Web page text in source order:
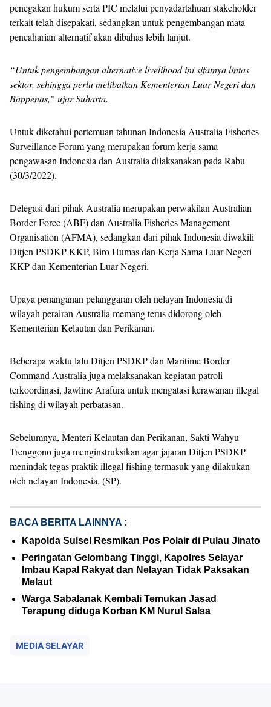
penegakan hukum serta PIC melalui penyadartahuan stakeholder
terkait telah disepakati, sedangkan untuk pengembangan mata
pencaharian alternatif akan dibahas lebih lanjut.
“Untuk pengembangan alternative livelihood ini sifatnya lintas
sektor, sehingga perlu melibatkan Kementerian Luar Negeri dan
Bappenas,” ujar Suharta.
Untuk diketahui pertemuan tahunan Indonesia Australia Fisheries
Surveillance Forum yang merupakan forum kerja sama
pengawasan Indonesia dan Australia dilaksanakan pada Rabu
(30/3/2022).
Delegasi dari pihak Australia merupakan perwakilan Australian
Border Force (ABF) dan Australia Fisheries Management
Organisation (AFMA), sedangkan dari pihak Indonesia diwakili
Ditjen PSDKP KKP, Biro Humas dan Kerja Sama Luar Negeri
KKP dan Kementerian Luar Negeri.
Upaya penanganan pelanggaran oleh nelayan Indonesia di
wilayah perairan Australia memang terus didorong oleh
Kementerian Kelautan dan Perikanan.
Beberapa waktu lalu Ditjen PSDKP dan Maritime Border
Command Australia juga melaksanakan kegiatan patroli
terkoordinasi, Jawline Arafura untuk mengatasi kerawanan illegal
fishing di wilayah perbatasan.
Sebelumnya, Menteri Kelautan dan Perikanan, Sakti Wahyu
Trenggono juga menginstruksikan agar jajaran Ditjen PSDKP
menindak tegas praktik illegal fishing termasuk yang dilakukan
oleh nelayan Indonesia. (SP).
BACA BERITA LAINNYA :
Kapolda Sulsel Resmikan Pos Polair di Pulau Jinato
Peringatan Gelombang Tinggi, Kapolres Selayar
Imbau Kapal Rakyat dan Nelayan Tidak Paksakan
Melaut
Warga Sabalanak Kembali Temukan Jasad
Terapung diduga Korban KM Nurul Salsa
MEDIA SELAYAR